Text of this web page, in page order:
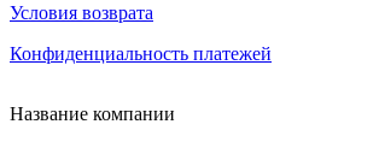
Условия возврата
Конфиденциальность платежей
Название компании